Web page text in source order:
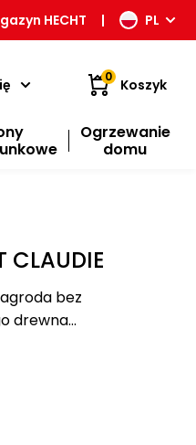
HECHT | PL
0 Koszyk
Ogrzewanie
domu
bez
drewna